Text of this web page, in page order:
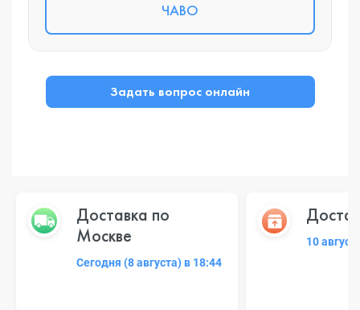
ЧАВО
Задать вопрос онлайн
Доставка по
Москве
Сегодня (8 августа) в 18:44
10